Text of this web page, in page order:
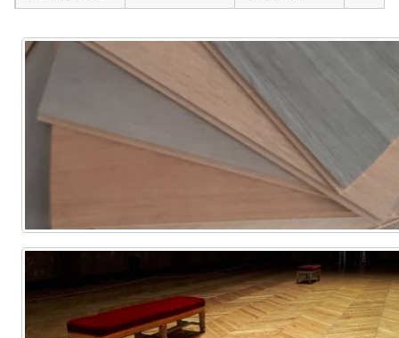
parquet o
Comercial
parquet o
Tarima
Vivienda
(Completa)
Tarima
Vivienda
(Parcial)